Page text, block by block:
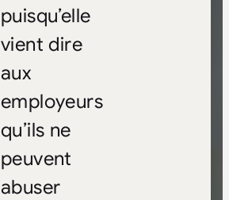
puisqu’elle
vient dire
aux
employeurs
qu’ils ne
peuvent
abuser